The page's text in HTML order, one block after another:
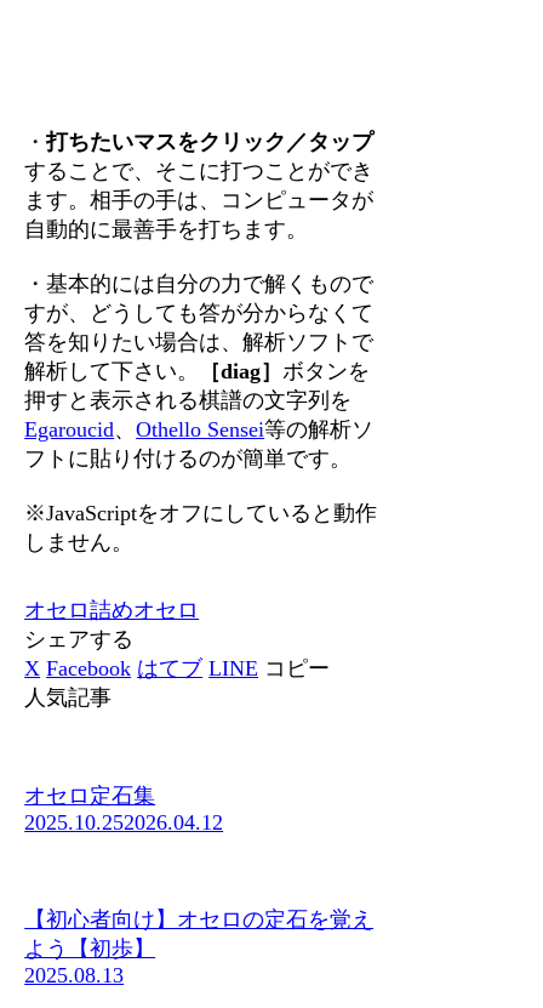
・打ちたいマスをクリック／タップ
することで、そこに打つことができ
ます。相手の手は、コンピュータが
自動的に最善手を打ちます。
・基本的には自分の力で解くもので
すが、どうしても答が分からなくて
答を知りたい場合は、解析ソフトで
解析して下さい。
［diag］ ボタンを
押すと表示される棋譜の文字列を
Egaroucid、Othello Sensei等の解析ソ
フトに貼り付けるのが簡単です。
※JavaScriptをオフにしていると動作
しません。
オセロ詰めオセロ
シェアする
X Facebook はてブ LINE コピー
人気記事
オセロ定石集
2025.10.252026.04.12
【初心者向け】オセロの定石を覚え
よう【初歩】
2025.08.13